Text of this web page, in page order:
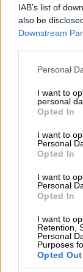
IAB’s list of
also be
Downstream
Please note
not limited to
grant or deny
use your data
consent section.
Personal
I want to
personal
Opted In
I want to
Personal
Opted In
I want to
Personal
Opted In
I want to
Retention,
Personal
Purposes
Opted Out
- Σε αυτά τα
και
βιβλίο του
Κεντρική
γνωστό
Ron Paul,
φιλόσοφος,
του Occupy
κορυφαία
(Harvard,